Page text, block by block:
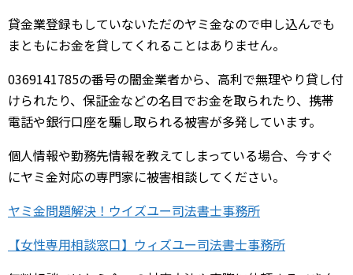
貸金業登録もしていないただのヤミ金なので申し込んでも
まともにお金を貸してくれることはありません。
0369141785の番号の闇金業者から、高利で無理やり貸し付
けられたり、保証金などの名目でお金を取られたり、携帯
電話や銀行口座を騙し取られる被害が多発しています。
個人情報や勤務先情報を教えてしまっている場合、今すぐ
にヤミ金対応の専門家に被害相談してください。
ヤミ金問題解決！ウイズユー司法書士事務所
【女性専用相談窓口】ウィズユー司法書士事務所